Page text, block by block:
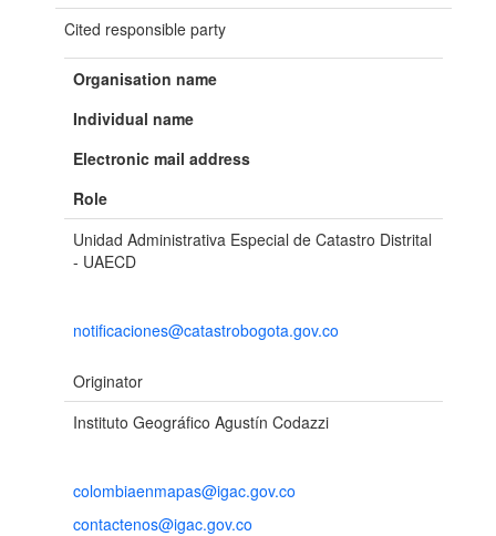
Cited responsible party
Organisation name
Individual name
Electronic mail address
Role
Unidad Administrativa Especial de Catastro Distrital
- UAECD
notificaciones@catastrobogota.gov.co
Originator
Instituto Geográfico Agustín Codazzi
colombiaenmapas@igac.gov.co
contactenos@igac.gov.co